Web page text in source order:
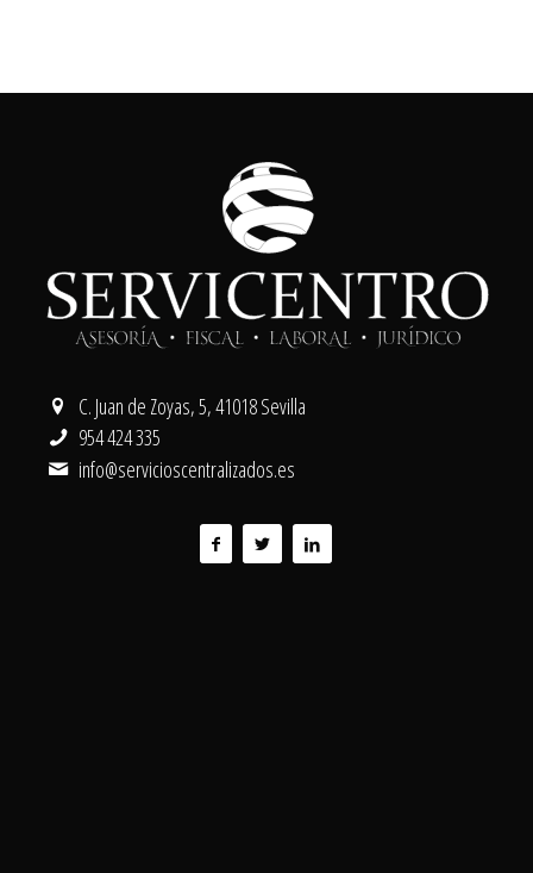
C. Juan de Zoyas, 5, 41018 Sevilla
954 424 335
info@servicioscentralizados.es